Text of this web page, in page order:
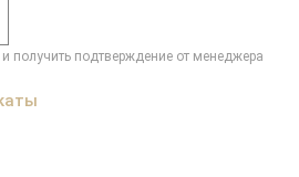
и получить подтверждение от менеджера